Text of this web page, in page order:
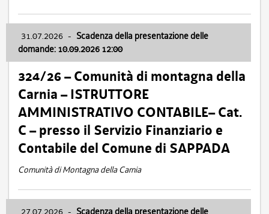
31.07.2026 - Scadenza della presentazione delle
domande: 10.09.2026 12:00
324/26 – Comunità di montagna della
Carnia – ISTRUTTORE
AMMINISTRATIVO CONTABILE– Cat.
C – presso il Servizio Finanziario e
Contabile del Comune di SAPPADA
Comunità di Montagna della Carnia
27.07.2026 - Scadenza della presentazione delle